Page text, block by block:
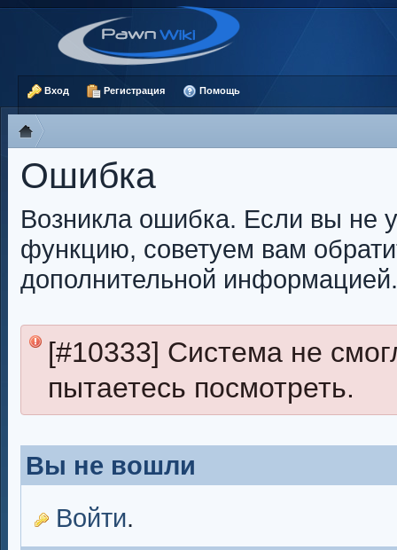
Вход Регистрация Помощь
Ошибка
Возникла ошибка. Если вы не
функцию, советуем вам
дополнительной информацией.
[#10333] Система не
пытаетесь посмотреть.
Вы не вошли
Войти.